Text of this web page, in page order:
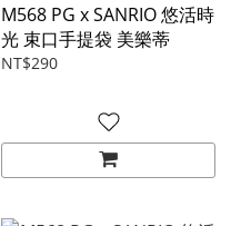
M568 PG x SANRIO 悠活時
光 束口手提袋 美樂蒂
NT$290